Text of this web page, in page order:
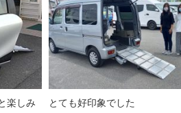
楽しみ とても好印象でした